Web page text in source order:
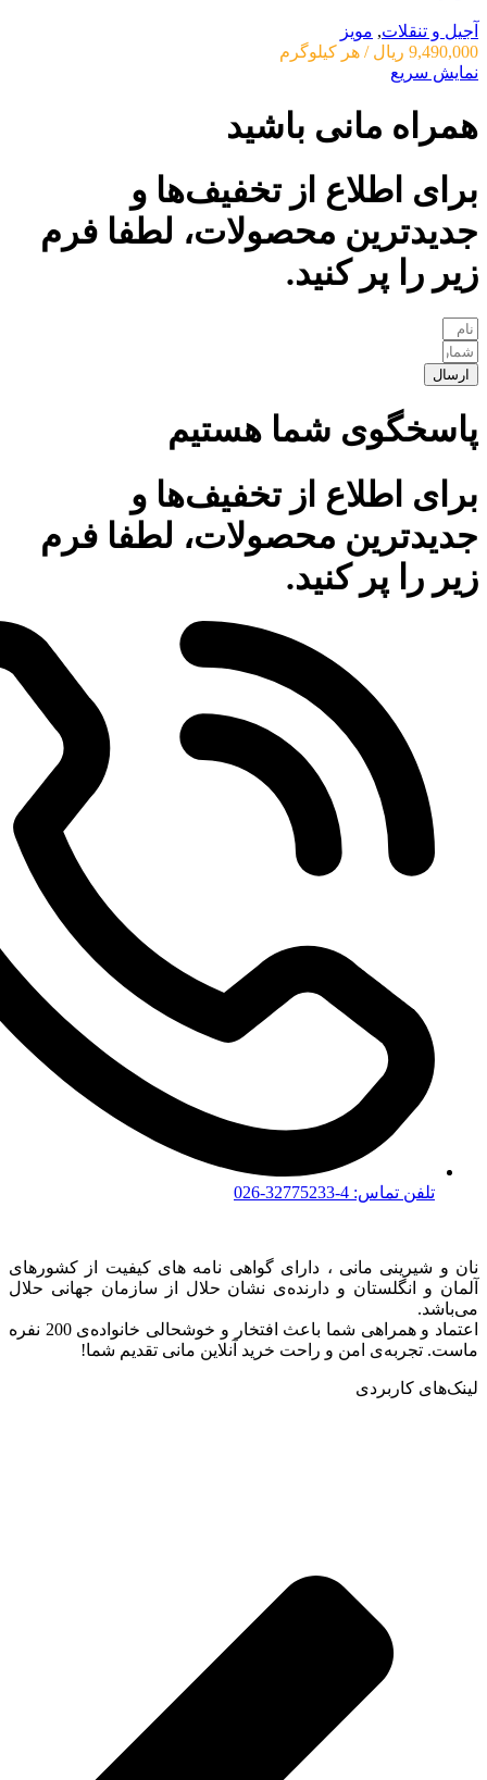
آجیل و تنقلات, مویز
9,490,000 ریال / هر کیلوگرم
نمایش سریع
همراه مانی باشید
برای اطلاع از تخفیف‌ها و
جدیدترین محصولات، لطفا فرم
زیر را پر کنید.
ارسال
پاسخگوی شما هستیم
برای اطلاع از تخفیف‌ها و
جدیدترین محصولات، لطفا فرم
زیر را پر کنید.
تلفن تماس: 4-32775233-026
نان و شیرینی مانی ، دارای گواهی نامه های کیفیت از کشورهای
آلمان و انگلستان و دارنده‌ی نشان حلال از سازمان جهانی حلال
می‌باشد.
اعتماد و همراهی شما باعث افتخار و خوشحالی خانواده‌ی 200 نفره
ماست. تجربه‌ی امن و راحت خرید آنلاین مانی تقدیم شما!
لینک‌های کاربردی